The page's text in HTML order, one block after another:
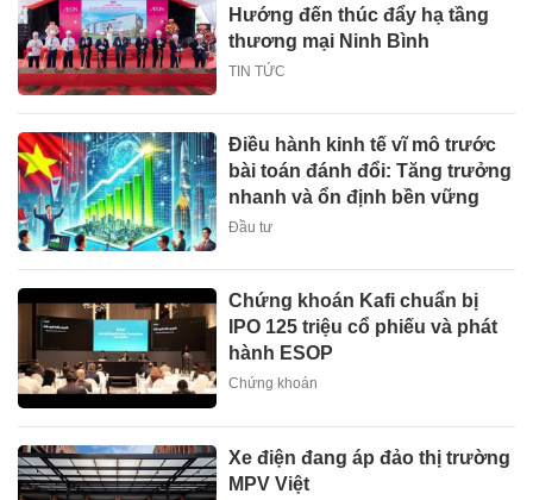
Hướng đến thúc đẩy hạ tầng
thương mại Ninh Bình
TIN TỨC
Điều hành kinh tế vĩ mô trước
bài toán đánh đổi: Tăng trưởng
nhanh và ổn định bền vững
Đầu tư
Chứng khoán Kafi chuẩn bị
IPO 125 triệu cổ phiếu và phát
hành ESOP
Chứng khoán
Xe điện đang áp đảo thị trường
MPV Việt